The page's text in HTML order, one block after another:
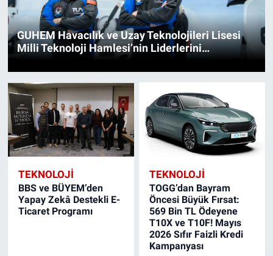
GUHEM Havacılık ve Uzay Teknolojileri Lisesi
Milli Teknoloji Hamlesi’nin Liderlerini
TEKNOLOJİ
BBS ve BÜYEM’den
Yapay Zekâ Destekli E-
Ticaret Programı
TEKNOLOJİ
TOGG’dan Bayram
Öncesi Büyük Fırsat:
569 Bin TL Ödeyene
T10X ve T10F! Mayıs
2026 Sıfır Faizli Kredi
Kampanyası